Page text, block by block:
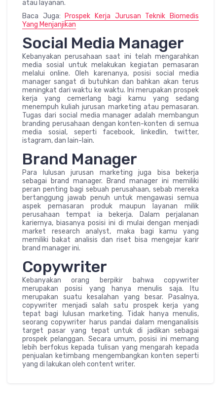
atau layanan.
Baca Juga:Prospek Kerja Jurusan Teknik Biomedis
Yang Menjanjikan
Social Media Manager
Kebanyakan perusahaan saat ini telah mengarahkan
media sosial untuk melakukan kegiatan pemasaran
melalui online. Oleh karenanya, posisi social media
manager sangat di butuhkan dan bahkan akan terus
meningkat dari waktu ke waktu. Ini merupakan prospek
kerja yang cemerlang bagi kamu yang sedang
menempuh kuliah jurusan marketing atau pemasaran.
Tugas dari social media manager adalah membangun
branding perusahaan dengan konten-konten di semua
media sosial, seperti facebook, linkedlin, twitter,
istagram, dan lain-lain.
Brand Manager
Para lulusan jurusan marketing juga bisa bekerja
sebagai brand manager. Brand manager ini memiliki
peran penting bagi sebuah perusahaan, sebab mereka
bertanggung jawab penuh untuk mengawasi semua
aspek pemasaran produk maupun layanan milik
perusahaan tempat ia bekerja. Dalam perjalanan
kariernya, biasanya posisi ini di mulai dengan menjadi
market research analyst, maka bagi kamu yang
memiliki bakat analisis dan riset bisa mengejar karir
brand manager ini.
Copywriter
Kebanyakan orang berpikir bahwa copywriter
merupakan posisi yang hanya menulis saja. Itu
merupakan suatu kesalahan yang besar. Pasalnya,
copywriter menjadi salah satu prospek kerja yang
tepat bagi lulusan marketing. Tidak hanya menulis,
seorang copywriter harus pandai dalam menganalisis
target pasar yang tepat untuk di jadikan sebagai
prospek pelanggan. Secara umum, posisi ini memang
lebih berfokus kepada tulisan yang mengarah kepada
penjualan ketimbang mengembangkan konten seperti
yang di lakukan oleh content writer.